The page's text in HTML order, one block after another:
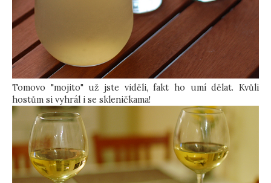
Tomovo "mojito" už jste viděli, fakt ho umí dělat. Kvůli
hostům si vyhrál i se skleničkama!